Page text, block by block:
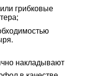
грибковые
накладывают